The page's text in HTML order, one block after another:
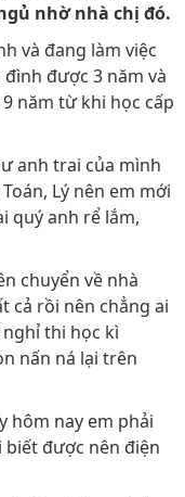
nhờ nhà chị đó.
và đang làm việc
được 3 năm và
năm từ khi học cấp
anh trai của mình
Lý nên em mới
quý anh rể lắm,
chuyển về nhà
cả rồi nên chẳng ai
thi học kì
nấn ná lại trên
hôm nay em phải
biết được nên điện